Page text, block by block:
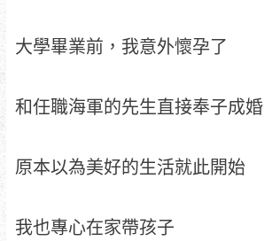
大學畢業前，我意外懷孕了
和任職海軍的先生直接奉子成婚
原本以為美好的生活就此開始
我也專心在家帶孩子